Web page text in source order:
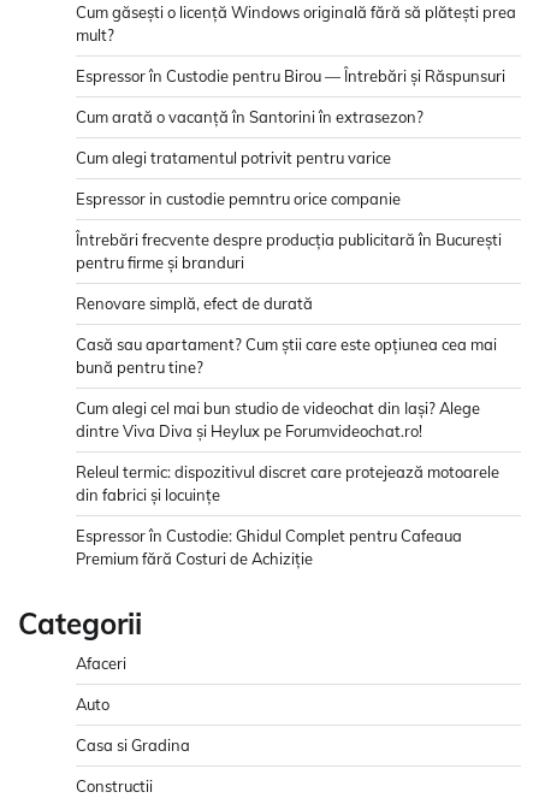
Cum găsești o licență Windows originală fără să plătești prea
mult?
Espressor în Custodie pentru Birou — Întrebări și Răspunsuri
Cum arată o vacanță în Santorini în extrasezon?
Cum alegi tratamentul potrivit pentru varice
Espressor in custodie pemntru orice companie
Întrebări frecvente despre producția publicitară în București
pentru firme și branduri
Renovare simplă, efect de durată
Casă sau apartament? Cum știi care este opțiunea cea mai
bună pentru tine?
Cum alegi cel mai bun studio de videochat din Iași? Alege
dintre Viva Diva și Heylux pe Forumvideochat.ro!
Releul termic: dispozitivul discret care protejează motoarele
din fabrici și locuințe
Espressor în Custodie: Ghidul Complet pentru Cafeaua
Premium fără Costuri de Achiziție
Categorii
Afaceri
Auto
Casa si Gradina
Constructii